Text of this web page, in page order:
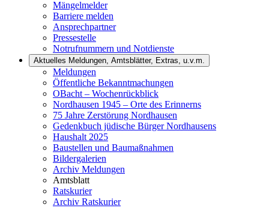
Mängelmelder
Barriere melden
Ansprechpartner
Pressestelle
Notrufnummern und Notdienste
Aktuelles Meldungen, Amtsblätter, Extras, u.v.m.
Meldungen
Öffentliche Bekanntmachungen
OBacht – Wochenrückblick
Nordhausen 1945 – Orte des Erinnerns
75 Jahre Zerstörung Nordhausen
Gedenkbuch jüdische Bürger Nordhausens
Haushalt 2025
Baustellen und Baumaßnahmen
Bildergalerien
Archiv Meldungen
Amtsblatt
Ratskurier
Archiv Ratskurier